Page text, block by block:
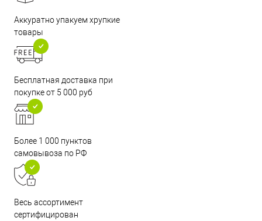
Аккуратно упакуем хрупкие
товары
Бесплатная доставка при
покупке от 5 000 руб
Более 1 000 пунктов
самовывоза по РФ
Весь ассортимент
сертифицирован